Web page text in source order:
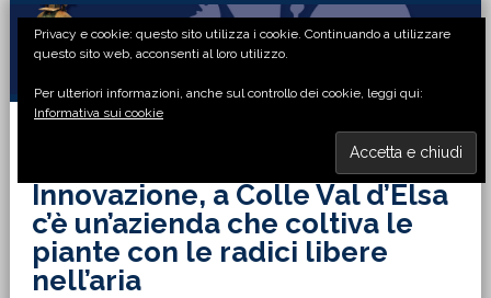
Passa
primaria
Passa
principale
Passa
laterale
Passa
di
Innovazione, a Colle Val d’Elsa
c’è un’azienda che coltiva le
piante con le radici libere
nell’aria
Privacy e cookie: questo sito utilizza i cookie. Continuando a utilizzare
questo sito web, acconsenti al loro utilizzo.
Per ulteriori informazioni, anche sul controllo dei cookie, leggi qui:
Informativa sui cookie